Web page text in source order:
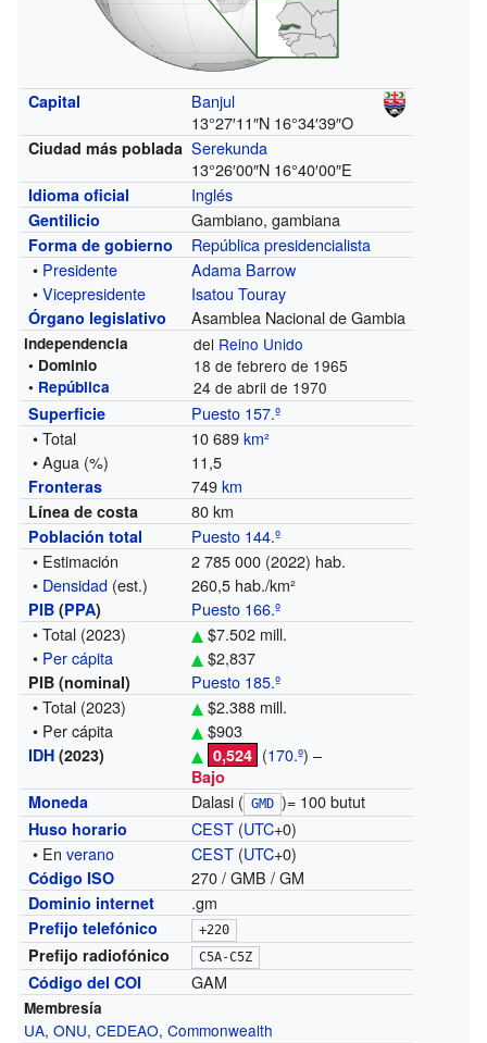
Capital
Banjul
13°27′11″N 16°34′39″O
Ciudad más poblada Serekunda
13°26′00″N 16°40′00″E
Idioma oficial Inglés
Gentilicio Gambiano, gambiana
Forma de gobierno
República presidencialista
• Presidente
Adama Barrow
•Vicepresidente Isatou Touray
Órgano legislativo Asamblea Nacional de Gambia
independencia
• Dominio
• República
del Reino Unido
18 de febrero de 1965
24 de abril de 1970
Superficie
Puesto 157.º
• Total
10 689km²
• Agua (%)
11,5
Fronteras 749km
Línea de costa 80 km
Población total
Puesto 144.º
• Estimación
2 785 000 (2022) hab.
• Densidad (est.) 260,5 hab./km²
PIB (PPA)
Puesto 166.º
• Total (2023)
$7.502 mill.
• Per cápita $2,837
PIB (nominal)
Puesto 185.º
• Total (2023)
$2.388 mill.
• Per cápita
$903
IDH (2023) 0,524 (170.º) –
Bajo
Moneda
Dalasi ( GMD )= 100 butut
Huso horario CEST (UTC+0)
• Enverano CEST (UTC+0)
Código ISO 270 / GMB / GM
Dominio internet .gm
Prefijo telefónico +220
Prefijo radiofónico C5A-C5Z
Código del COI GAM
Membresía
UA,ONU,CEDEAO,Commonwealth